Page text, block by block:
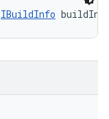
IBuildInfo